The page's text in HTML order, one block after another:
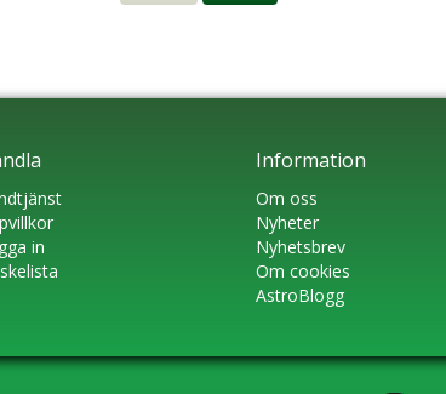
in
Information
Om oss
Nyheter
Nyhetsbrev
Om cookies
AstroBlogg